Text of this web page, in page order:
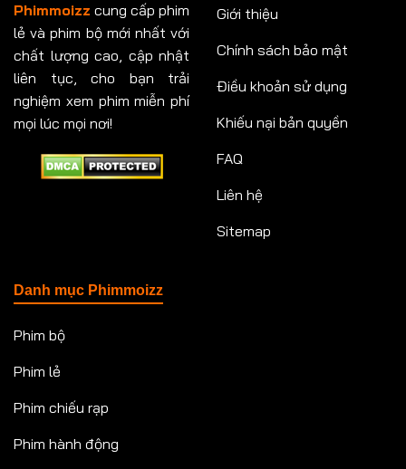
Phimmoizz cung cấp phim
lẻ và phim bộ mới nhất với
chất lượng cao, cập nhật
liên tục, cho bạn trải
nghiệm xem phim miễn phí
mọi lúc mọi nơi!
Giới thiệu
Chính sách bảo mật
Điều khoản sử dụng
Khiếu nại bản quyền
FAQ
Liên hệ
Sitemap
Danh mục Phimmoizz
Phim bộ
Phim lẻ
Phim chiếu rạp
Phim hành động